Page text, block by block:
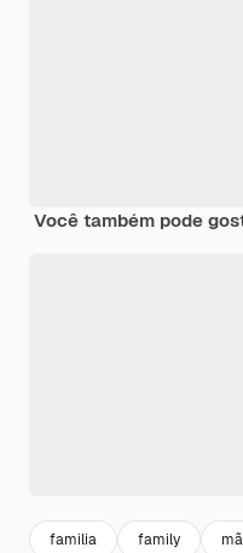
Você também pode
familia family